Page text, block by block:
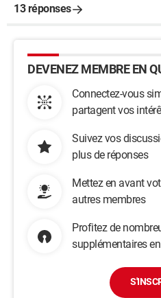
13 réponses
DEVENEZ MEMBRE EN
Connectez-vous
partagent vos
Suivez vos
plus de réponses
Mettez en avant
autres membres
Profitez de
supplémentaires